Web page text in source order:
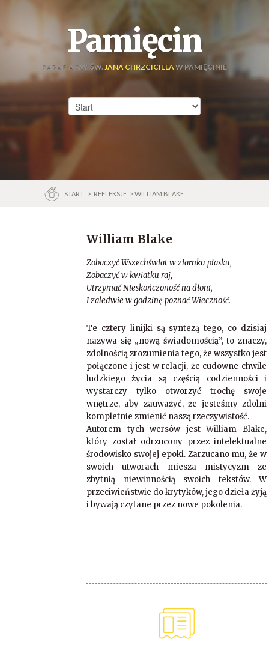
Pamięcin
PARAFIA P.W. ŚW. JANA CHRZCICIELAW PAMIĘCINIE
START > REFLEKSJE > WILLIAM BLAKE
William Blake
Zobaczyć Wszechświat w ziarnku piasku,
Zobaczyć w kwiatku raj,
Utrzymać Nieskończoność na dłoni,
I zaledwie w godzinę poznać Wieczność.
Te cztery linijki są syntezą tego, co dzisiaj
nazywa się „nową świadomością”, to znaczy,
zdolnością zrozumienia tego, że wszystko jest
połączone i jest w relacji, że cudowne chwile
ludzkiego życia są częścią codzienności i
wystarczy tylko otworzyć trochę swoje
wnętrze, aby zauważyć, że jesteśmy zdolni
kompletnie zmienić naszą rzeczywistość.
Autorem tych wersów jest William Blake,
który został odrzucony przez intelektualne
środowisko swojej epoki. Zarzucano mu, że w
swoich utworach miesza mistycyzm ze
zbytnią niewinnością swoich tekstów. W
przeciwieństwie do krytyków, jego dzieła żyją
i bywają czytane przez nowe pokolenia.